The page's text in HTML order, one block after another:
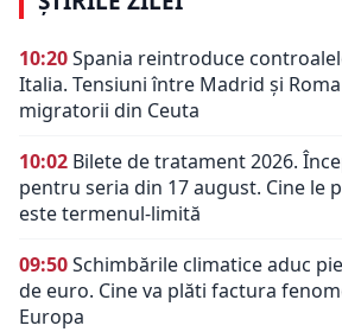
10:20Spania reintroduce
Italia. Tensiuni între Madrid și
migratorii din Ceuta
10:02 Bilete de tratament 2026.
pentru seria din 17 august. Cine le
este termenul-limită
09:50Schimbările climatice aduc
de euro. Cine va plăti factura
Europa